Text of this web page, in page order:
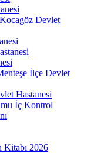
Devlet
İlçe Devlet
Hastanesi
İç Kontrol
Kitabı 2026